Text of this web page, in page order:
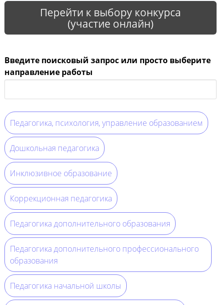
Перейти к выбору конкурса
(участие онлайн)
Введите поисковый запрос или просто выберите
направление работы
Педагогика, психология, управление образованием
Дошкольная педагогика
Инклюзивное образование
Коррекционная педагогика
Педагогика дополнительного образования
Педагогика дополнительного профессионального
образования
Педагогика начальной школы